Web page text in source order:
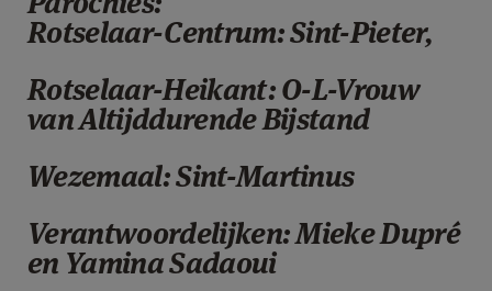
Rotselaar-Centrum: Sint-Pieter,
Rotselaar-Heikant: O-L-Vrouw
van Altijddurende Bijstand
Wezemaal: Sint-Martinus
Verantwoordelijken: Mieke Dupré
en Yamina Sadaoui